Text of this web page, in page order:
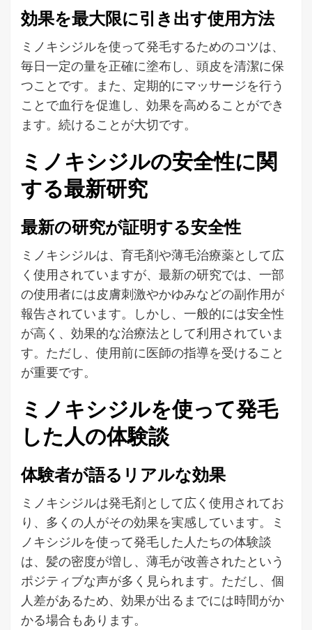
効果を最大限に引き出す使用方法
ミノキシジルを使って発毛するためのコツは、
毎日一定の量を正確に塗布し、頭皮を清潔に保
つことです。また、定期的にマッサージを行う
ことで血行を促進し、効果を高めることができ
ます。続けることが大切です。
ミノキシジルの安全性に関
する最新研究
最新の研究が証明する安全性
ミノキシジルは、育毛剤や薄毛治療薬として広
く使用されていますが、最新の研究では、一部
の使用者には皮膚刺激やかゆみなどの副作用が
報告されています。しかし、一般的には安全性
が高く、効果的な治療法として利用されていま
す。ただし、使用前に医師の指導を受けること
が重要です。
ミノキシジルを使って発毛
した人の体験談
体験者が語るリアルな効果
ミノキシジルは発毛剤として広く使用されてお
り、多くの人がその効果を実感しています。ミ
ノキシジルを使って発毛した人たちの体験談
は、髪の密度が増し、薄毛が改善されたという
ポジティブな声が多く見られます。ただし、個
人差があるため、効果が出るまでには時間がか
かる場合もあります。